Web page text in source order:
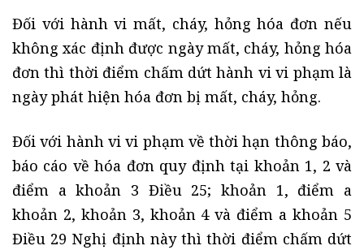
Đối với hành vi mất, cháy, hỏng hóa đơn nếu
không xác định được ngày mất, cháy, hỏng hóa
đơn thì thời điểm chấm dứt hành vi vi phạm là
ngày phát hiện hóa đơn bị mất, cháy, hỏng.
Đối với hành vi vi phạm về thời hạn thông báo,
báo cáo về hóa đơn quy định tại khoản 1, 2 và
điểm a khoản 3 Điều 25; khoản 1, điểm a
khoản 2, khoản 3, khoản 4 và điểm a khoản 5
Điều 29 Nghị định này thì thời điểm chấm dứt